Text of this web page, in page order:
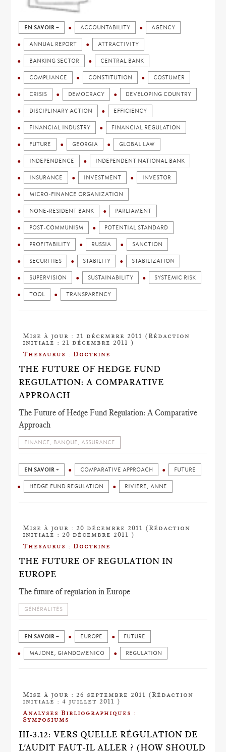
EN SAVOIR + ACCOUNTABILITY AGENCY
ANNUAL REPORT ATTRACTIVITY
BANKING SECTOR CENTRAL BANK
COMPLIANCE CONSTITUTION COSTUMER
CRISIS DEMOCRACY DEVELOPING COUNTRY
DISCIPLINARY ACTION EFFICIENCY
FINANCIAL INDUSTRY FINANCIAL REGULATION
FUTURE GEORGIA GLOBAL LAW
INDEPENDENCE INDEPENDENT NATIONAL BANK
INSURANCE INVESTMENT INVESTOR
MICRO-FINANCE ORGANIZATION
NONE-RESIDENT BANK PARLIAMENT
POST-COMMUNISM POTENTIAL STANDARD
PROFITABILITY RUSSIA SANCTION
SECURITIES STABILITY STABILIZATION
SUPERVISION SUSTAINABILITY SYSTEMIC RISK
TOOL TRANSPARENCY
Mise à jour : 21 décembre 2011 (Rédaction
initiale : 21 décembre 2011 )
Thesaurus : Doctrine
THE FUTURE OF HEDGE FUND
REGULATION: A COMPARATIVE
APPROACH
The Future of Hedge Fund Regulation: A Comparative
Approach
FINANCE, BANQUE, ASSURANCE
EN SAVOIR + COMPARATIVE APPROACH FUTURE
HEDGE FUND REGULATION RIVIERE, ANNE
Mise à jour : 20 décembre 2011 (Rédaction
initiale : 20 décembre 2011 )
Thesaurus : Doctrine
THE FUTURE OF REGULATION IN
EUROPE
The future of regulation in Europe
GÉNÉRALITÉS
EN SAVOIR + EUROPE FUTURE
MAJONE, GIANDOMENICO REGULATION
Mise à jour : 26 septembre 2011 (Rédaction
initiale : 4 juillet 2011 )
Analyses Bibliographiques :
Symposiums
III-3.12: VERS QUELLE RÉGULATION DE
L'AUDIT FAUT-IL ALLER ? (HOW SHOULD